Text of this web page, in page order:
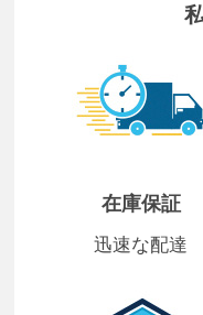
在庫保証
迅速な配達